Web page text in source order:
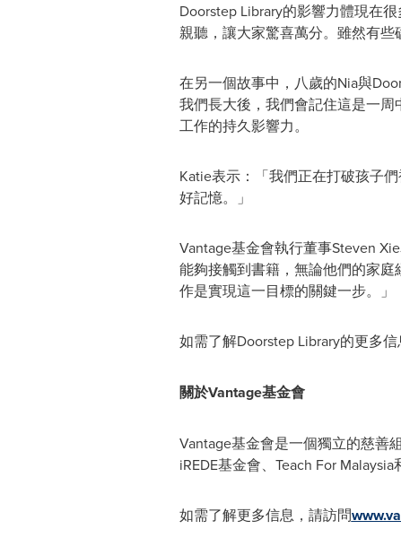
Doorstep Library的影響力體現在
親聽，讓大家驚喜萬分。雖然有些
在另一個故事中，八歲的Nia與
我們長大後，我們會記住這是一
工作的持久影響力。
Katie表示：「我們正在打破孩子
好記憶。」
Vantage基金會執行董事Steven
能夠接觸到書籍，無論他們的家
作是實現這一目標的關鍵一步。」
如需了解Doorstep Library的更多
關於Vantage基金會
Vantage基金會是一個獨立的慈善
iREDE基金會、Teach For Malaysia
如需了解更多信息，請訪問